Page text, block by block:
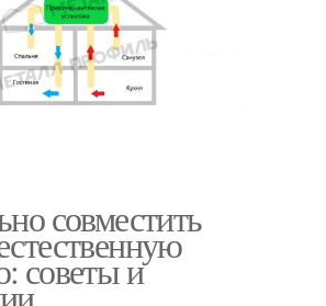
совместить
советы и